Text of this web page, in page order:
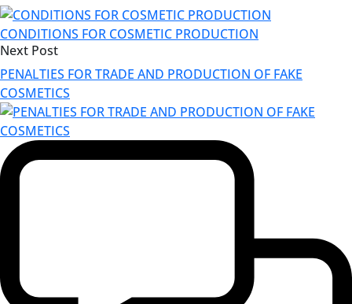
CONDITIONS FOR COSMETIC PRODUCTION
Next Post
PENALTIES FOR TRADE AND PRODUCTION OF FAKE
COSMETICS